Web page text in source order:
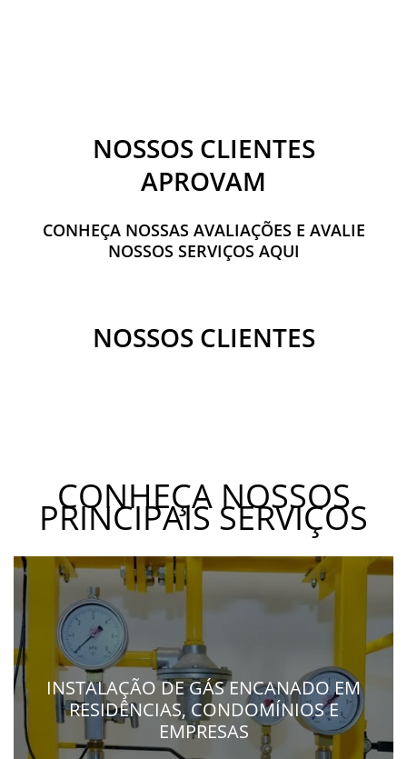
NOSSOS CLIENTES
APROVAM
CONHEÇA NOSSAS AVALIAÇÕES E AVALIE
NOSSOS SERVIÇOS AQUI
NOSSOS CLIENTES
CONHEÇA NOSSOS
PRINCIPAIS SERVIÇOS
INSTALAÇÃO DE GÁS ENCANADO EM
RESIDÊNCIAS, CONDOMÍNIOS E
EMPRESAS